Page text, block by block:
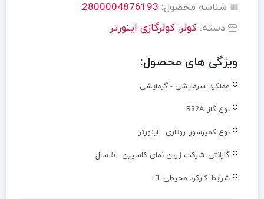
شناسه محصول: 2800004876193
دسته: کولر, کولرگازی اینورتر
ویژگی های محصول:
عملکرد: سرمایشی - گرمایشی
نوع گاز: R32A
نوع کمپرسور: روتاری - اینورتر
گارانتی: شرکت زرین نمای کاسپین - 5 سال
شرایط کارکرد محیطی: T1